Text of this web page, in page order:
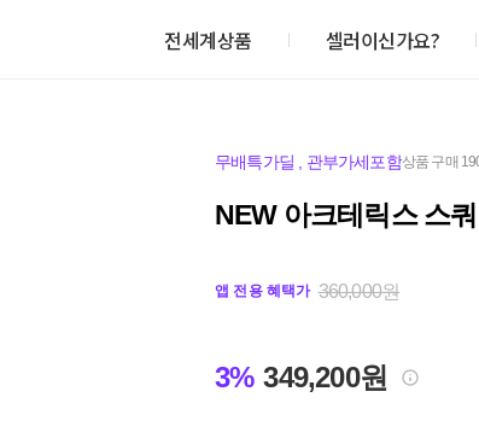
전세계상품 셀러이신가요?
무배특가딜 관부가세포함상품 구매
NEW 아크테릭스 스
앱 전용 혜택가 360,000원
3% 349,200원